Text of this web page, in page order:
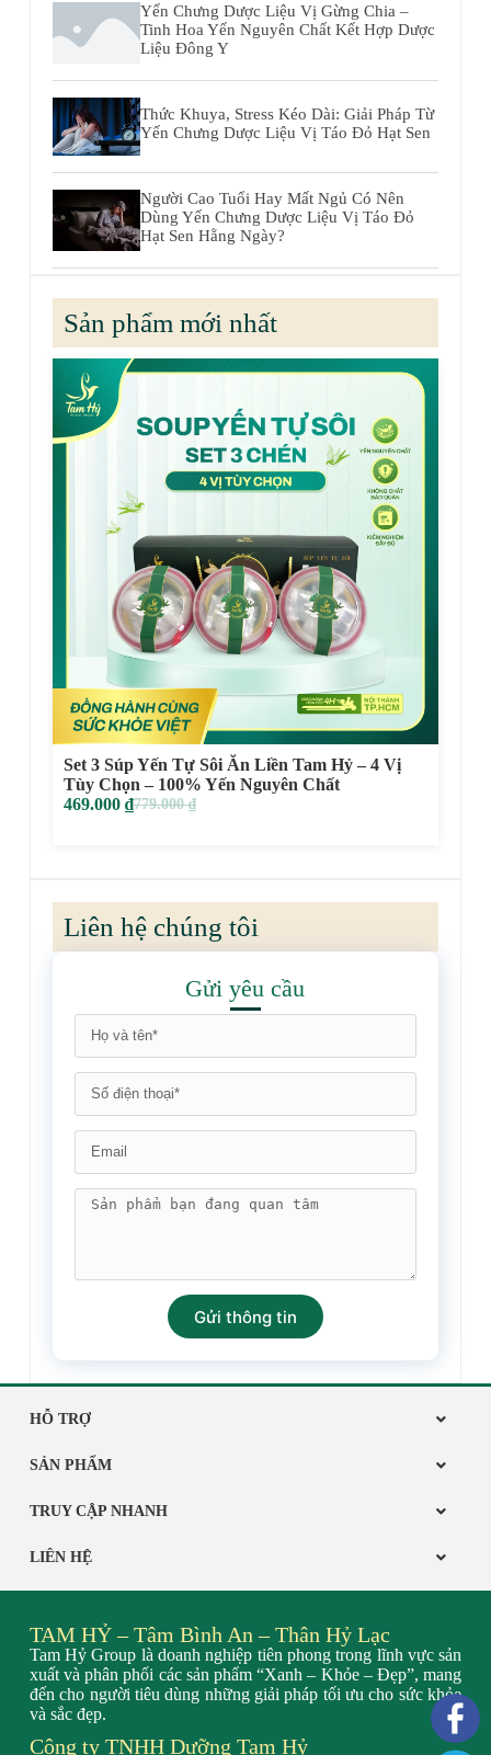
Yến Chưng Dược Liệu Vị Gừng Chia –
Tinh Hoa Yến Nguyên Chất Kết Hợp Dược
Liệu Đông Y
Thức Khuya, Stress Kéo Dài: Giải Pháp Từ
Yến Chưng Dược Liệu Vị Táo Đỏ Hạt Sen
Người Cao Tuổi Hay Mất Ngủ Có Nên
Dùng Yến Chưng Dược Liệu Vị Táo Đỏ
Hạt Sen Hằng Ngày?
Sản phẩm mới nhất
Set 3 Súp Yến Tự Sôi Ăn Liền Tam Hỷ – 4 Vị
Tùy Chọn – 100% Yến Nguyên Chất
779.000₫
469.000 ₫
Liên hệ chúng tôi
Gửi yêu cầu
Gửi thông tin
HỖ TRỢ
SẢN PHẨM
TRUY CẬP NHANH
LIÊN HỆ
TAM HỶ – Tâm Bình An – Thân Hỷ Lạc
Tam Hỷ Group là doanh nghiệp tiên phong trong lĩnh vực sản
xuất và phân phối các sản phẩm “Xanh – Khỏe – Đẹp”, mang
đến cho người tiêu dùng những giải pháp tối ưu cho sức khỏe
và sắc đẹp.
Công ty TNHH Dưỡng Tam Hỷ